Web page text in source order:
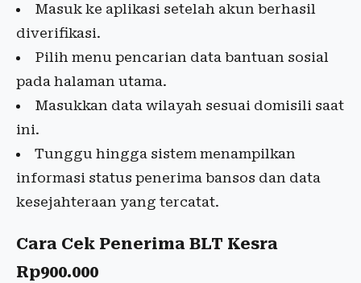
Masuk ke aplikasi setelah akun berhasil
diverifikasi.
Pilih menu pencarian data bantuan sosial
pada halaman utama.
Masukkan data wilayah sesuai domisili saat
ini.
Tunggu hingga sistem menampilkan
informasi status penerima bansos dan data
kesejahteraan yang tercatat.
Cara Cek Penerima BLT Kesra
Rp900.000